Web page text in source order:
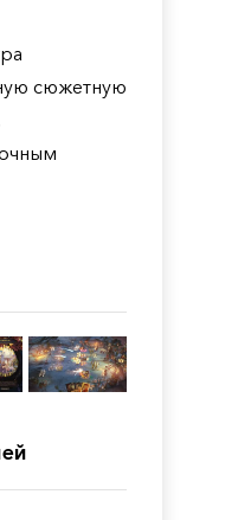
сюжетную